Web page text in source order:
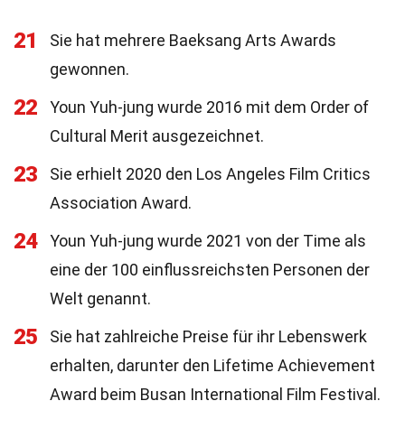
21
Sie hat mehrere Baeksang Arts Awards
gewonnen.
22
Youn Yuh-jung wurde 2016 mit dem Order of
Cultural Merit ausgezeichnet.
23
Sie erhielt 2020 den Los Angeles Film Critics
Association Award.
24
Youn Yuh-jung wurde 2021 von der Time als
eine der 100 einflussreichsten Personen der
Welt genannt.
25
Sie hat zahlreiche Preise für ihr Lebenswerk
erhalten, darunter den Lifetime Achievement
Award beim Busan International Film Festival.